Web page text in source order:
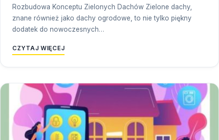
Rozbudowa Konceptu Zielonych Dachów Zielone dachy,
znane również jako dachy ogrodowe, to nie tylko piękny
dodatek do nowoczesnych…
CZYTAJ WIĘCEJ